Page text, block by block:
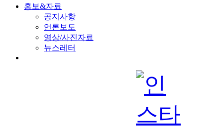
홍보&자료
공지사항
언론보도
영상/사진자료
뉴스레터